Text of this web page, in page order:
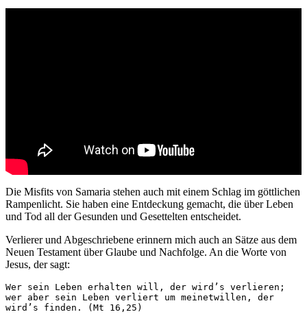
Die Misfits von Samaria stehen auch mit einem Schlag im göttlichen
Rampenlicht. Sie haben eine Entdeckung gemacht, die über Leben
und Tod all der Gesunden und Gesettelten entscheidet.
Verlierer und Abgeschriebene erinnern mich auch an Sätze aus dem
Neuen Testament über Glaube und Nachfolge. An die Worte von
Jesus, der sagt:
Wer sein Leben erhalten will, der wird’s verlieren;
wer aber sein Leben verliert um meinetwillen, der
wird’s finden. (Mt 16,25)